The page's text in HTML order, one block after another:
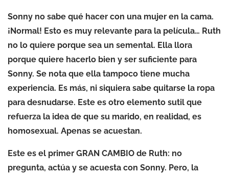
Sonny no sabe qué hacer con una mujer en la cama.
¡Normal! Esto es muy relevante para la película… Ruth
no lo quiere porque sea un semental. Ella llora
porque quiere hacerlo bien y ser suficiente para
Sonny. Se nota que ella tampoco tiene mucha
experiencia. Es más, ni siquiera sabe quitarse la ropa
para desnudarse. Este es otro elemento sutil que
refuerza la idea de que su marido, en realidad, es
homosexual. Apenas se acuestan.
Este es el primer GRAN CAMBIO de Ruth: no
pregunta, actúa y se acuesta con Sonny. Pero, la